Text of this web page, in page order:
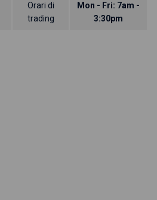
Orari di
trading
Mon - Fri: 7am -
3:30pm